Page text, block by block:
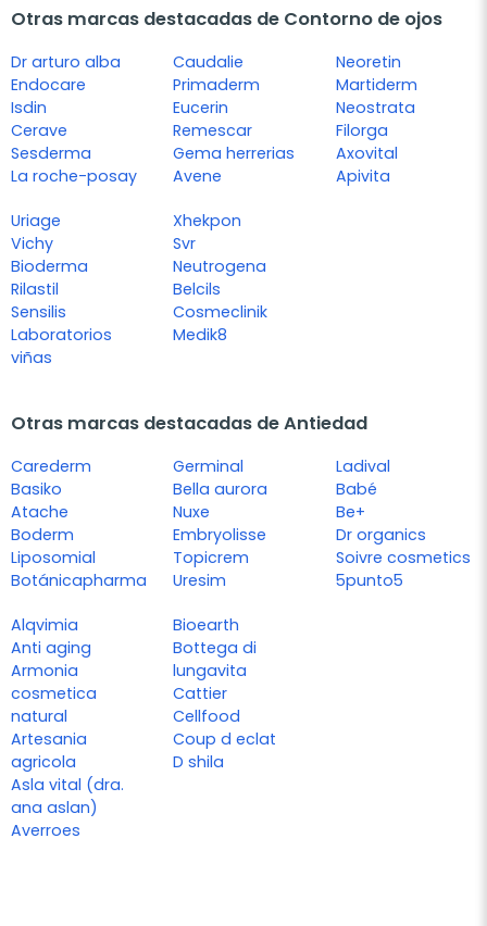
Otras marcas destacadas de Contorno de ojos
Dr arturo alba
Endocare
Isdin
Cerave
Sesderma
La roche-posay
Caudalie
Primaderm
Eucerin
Remescar
Gema herrerias
Avene
Neoretin
Martiderm
Neostrata
Filorga
Axovital
Apivita
Uriage
Vichy
Bioderma
Rilastil
Sensilis
Laboratorios
viñas
Xhekpon
Svr
Neutrogena
Belcils
Cosmeclinik
Medik8
Otras marcas destacadas de Antiedad
Carederm
Basiko
Atache
Boderm
Liposomial
Botánicapharma
Germinal
Bella aurora
Nuxe
Embryolisse
Topicrem
Uresim
Ladival
Babé
Be+
Dr organics
Soivre cosmetics
5punto5
Alqvimia
Anti aging
Armonia
cosmetica
natural
Artesania
agricola
Asla vital (dra.
ana aslan)
Averroes
Bioearth
Bottega di
lungavita
Cattier
Cellfood
Coup d eclat
D shila